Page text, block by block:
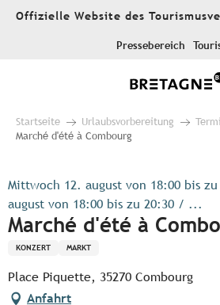
AllerOffizielle Website des
Pressebereich
Startseite Urlaubsvorbereitung
Marché d'été à Combourg
Mittwoch 12. august von 18:00 bis
august von 18:00 bis zu 20:30 / ...
Marché d'été à
KONZERT MARKT
Place Piquette, 35270 Combourg
Anfahrt